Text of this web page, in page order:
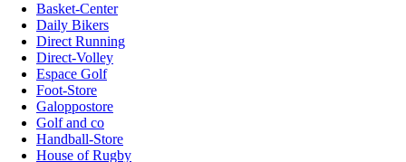
Basket-Center
Daily Bikers
Direct Running
Direct-Volley
Espace Golf
Foot-Store
Galoppostore
Golf and co
Handball-Store
House of Rugby